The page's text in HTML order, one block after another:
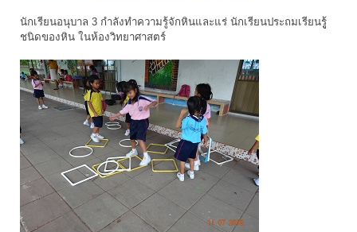
นักเรียนอนุบาล 3 กำลังทำความรู้จักหินและแร่ นักเรียนประถมเรียนรูู้
ชนิดของหิน ในห้องวิทยาศาสตร์